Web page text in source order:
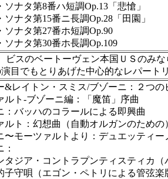
ナタ第8番ハ短調Op.13「悲愴」
ナタ第15番ニ長調Op.28「田園」
ナタ第27番ホ短調Op.90
ナタ第30番ホ長調Op.109
スのベートーヴェン本国ＵＳのみ
目でもとりあげた中心的なレパート
&レイトン・スミス/ブゾーニ：２つ
ト-ブゾーニ編：「魔笛」序曲
バッハのコラールによる即興曲
ト：幻想曲（自動オルガンのための
モーツァルトより：デュエッティー
ア・コントラプンティスティカ（
唄（エゴン・ペトリによる管弦楽